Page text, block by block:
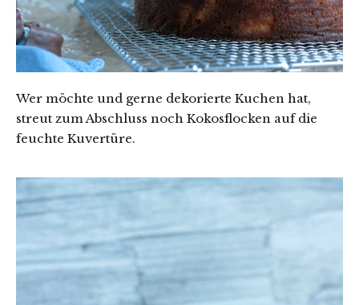
Wer möchte und gerne dekorierte Kuchen hat,
streut zum Abschluss noch Kokosflocken auf die
feuchte Kuvertüre.